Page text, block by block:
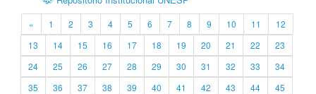
« 1 2 3 4 5 6 7 8 9 10 11
12
13
14 15 16 17 18 19 20 21 22
23
24
25 26 27 28 29 30 31 32 33
34
35
36 37 38 39 40 41 42 43 44
45